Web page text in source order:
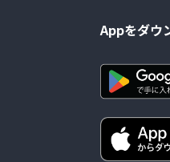
Appをダウ